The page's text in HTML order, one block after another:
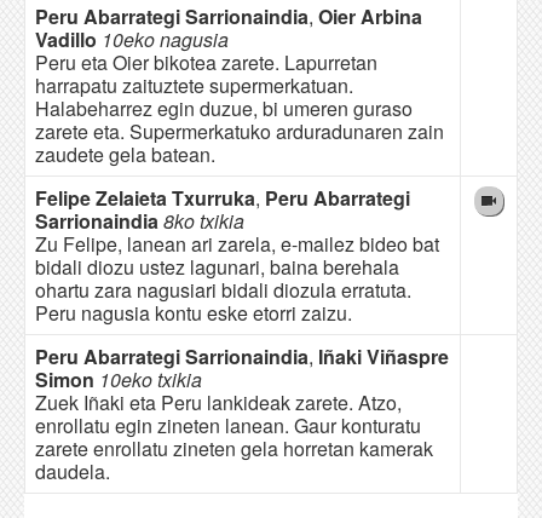
Peru Abarrategi Sarrionaindia, Oier Arbina
Vadillo 10eko nagusia
Peru eta Oier bikotea zarete. Lapurretan
harrapatu zaituztete supermerkatuan.
Halabeharrez egin duzue, bi umeren guraso
zarete eta. Supermerkatuko arduradunaren zain
zaudete gela batean.
Felipe Zelaieta Txurruka, Peru Abarrategi
Sarrionaindia8ko txikia
Zu Felipe, lanean ari zarela, e-mailez bideo bat
bidali diozu ustez lagunari, baina berehala
ohartu zara nagusiari bidali diozula erratuta.
Peru nagusia kontu eske etorri zaizu.
Peru Abarrategi Sarrionaindia, Iñaki Viñaspre
Simon 10eko txikia
Zuek Iñaki eta Peru lankideak zarete. Atzo,
enrollatu egin zineten lanean. Gaur konturatu
zarete enrollatu zineten gela horretan kamerak
daudela.